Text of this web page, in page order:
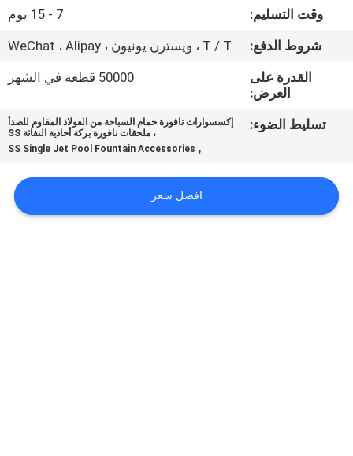
اتصل
اقتباس
خريطة
وقت التسليم:
7 - 15 يوم
شروط الدفع:
T / T ، ويسترن يونيون ، WeChat ، Alipay
القدرة على
العرض:
50000 قطعة في الشهر
تسليط الضوء:
إكسسوارات نافورة حمام السباحة من الفولاذ المقاوم للصدأ
، ملحقات نافورة بركة أحادية النفاثة SS
,
SS Single Jet Pool Fountain Accessories
افضل سعر